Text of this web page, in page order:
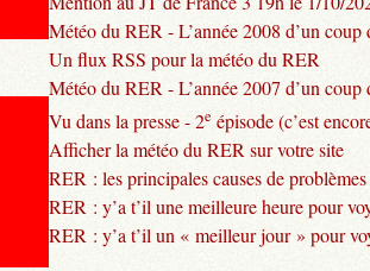
Météo du RER - L’année 2008 d’un coup
Un flux RSS pour la météo du RER
Météo du RER - L’année 2007 d’un coup
Vu dans la presse - 2e épisode (c’est
Afficher la météo du RER sur votre site
RER : les principales causes de problèmes
RER : y’a t’il une meilleure heure pour
RER : y’a t’il un « meilleur jour » pour